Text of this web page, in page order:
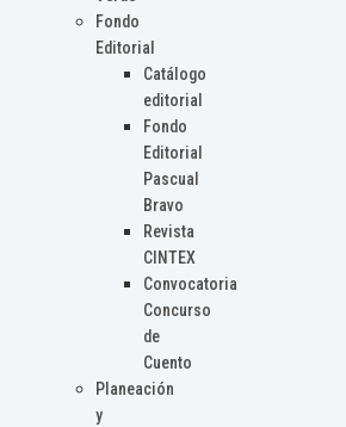
Fondo
Editorial
Catálogo
editorial
Fondo
Editorial
Pascual
Bravo
Revista
CINTEX
Convocatoria
Concurso
de
Cuento
Planeación
y